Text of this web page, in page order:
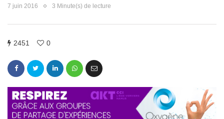
7 juin 2016 3 Minute(s) de lecture
2451 0